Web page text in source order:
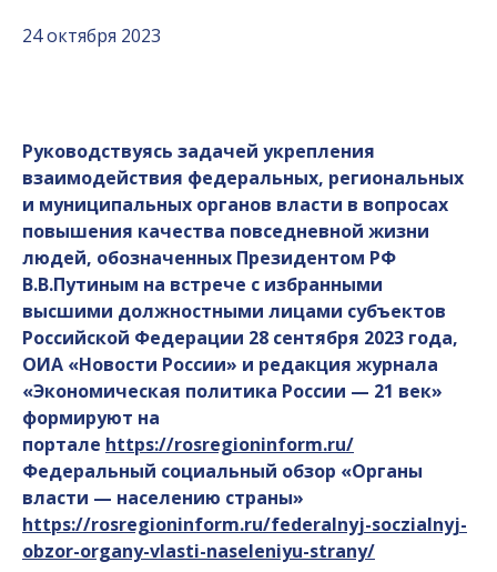
24 октября 2023
Руководствуясь задачей укрепления
взаимодействия федеральных, региональных
и муниципальных органов власти в вопросах
повышения качества повседневной жизни
людей, обозначенных Президентом РФ
В.В.Путиным на встрече с избранными
высшими должностными лицами субъектов
Российской Федерации 28 сентября 2023 года,
ОИА «Новости России» и редакция журнала
«Экономическая политика России — 21 век»
формируют на
портале https://rosregioninform.ru/
Федеральный социальный обзор «Органы
власти — населению страны»
https://rosregioninform.ru/federalnyj-soczialnyj-
obzor-organy-vlasti-naseleniyu-strany/